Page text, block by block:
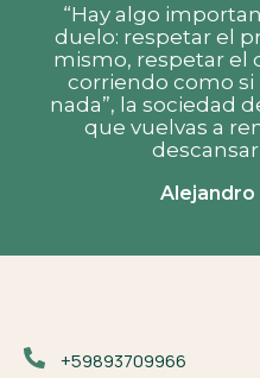
“Hay algo
duelo: respetar el
mismo, respetar el
corriendo como si
nada”, la sociedad
que vuelvas a
Alejandro
+59893709966